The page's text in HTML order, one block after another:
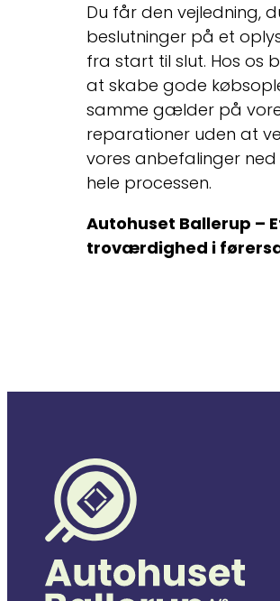
Du får den vejledning,
beslutninger på et
fra start til slut. Hos os
at skabe gode
samme gælder på
reparationer uden at
vores anbefalinger
hele processen.
Autohuset Ballerup –
troværdighed i